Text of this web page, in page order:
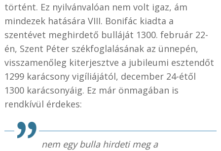
történt. Ez nyilvánvalóan nem volt igaz, ám
mindezek hatására VIII. Bonifác kiadta a
szentévet meghirdető bulláját 1300. február 22-
én, Szent Péter székfoglalásának az ünnepén,
visszamenőleg kiterjesztve a jubileumi esztendőt
1299 karácsony vigíliájától, december 24-étől
1300 karácsonyáig. Ez már önmagában is
rendkívül érdekes:
nem egy bulla hirdeti meg a